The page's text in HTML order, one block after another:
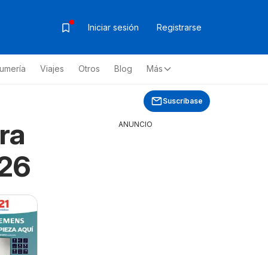
Iniciar sesión Registrarse
Viajes Otros Blog Más
Suscríbase
ANUNCIO